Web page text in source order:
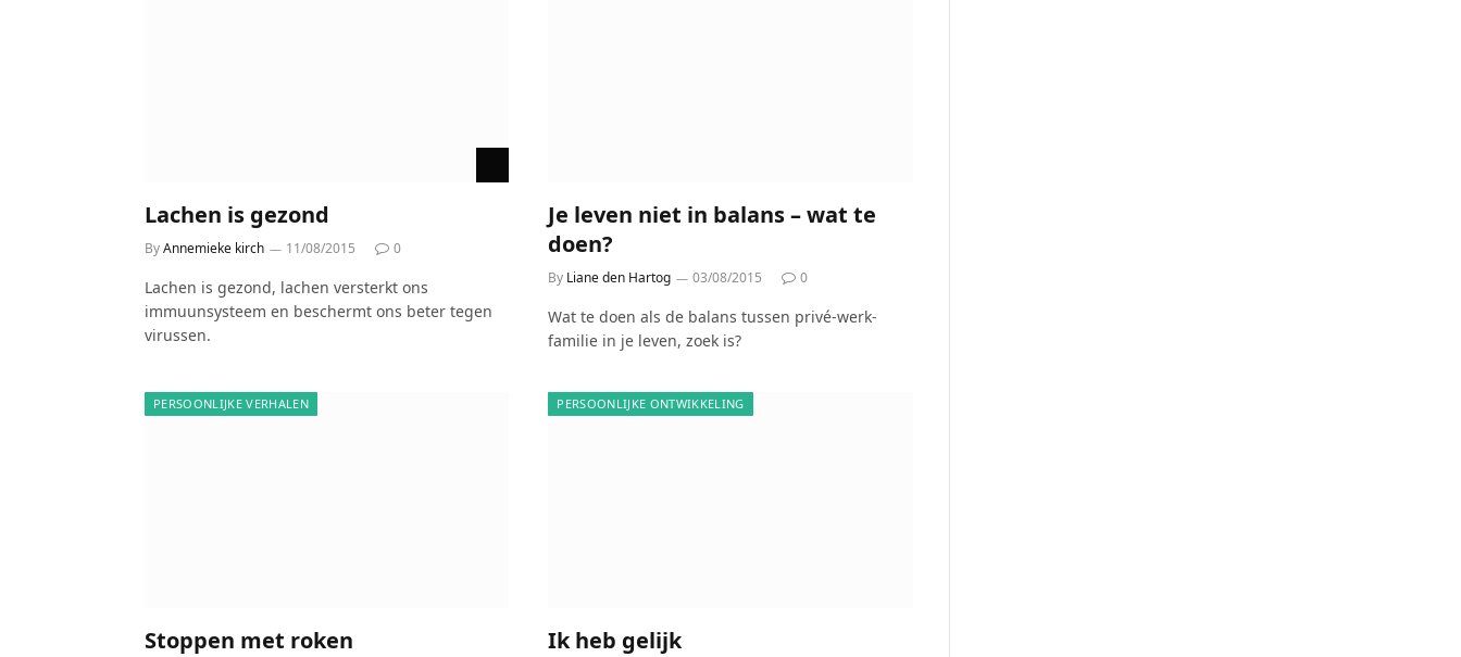
Lachen is gezond
ByAnnemieke kirch 11/08/2015 0
Lachen is gezond, lachen versterkt ons
immuunsysteem en beschermt ons beter tegen
virussen.
Je leven niet in balans – wat te
doen?
By Liane den Hartog 03/08/2015 0
Wat te doen als de balans tussen privé-werk-
familie in je leven, zoek is?
PERSOONLIJKE VERHALEN
Stoppen met roken
PERSOONLIJKE ONTWIKKELING
Ik heb gelijk